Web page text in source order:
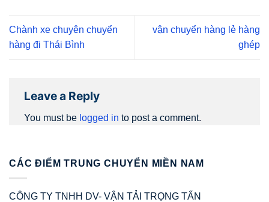
Chành xe chuyên chuyển
hàng đi Thái Bình
vận chuyển hàng lẻ hàng
ghép
Leave a Reply
You must be logged in to post a comment.
CÁC ĐIỂM TRUNG CHUYỂN MIỀN NAM
CÔNG TY TNHH DV- VẬN TẢI TRỌNG TẤN